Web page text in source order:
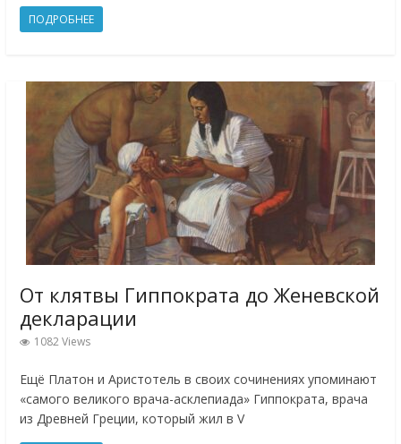
ПОДРОБНЕЕ
От клятвы Гиппократа до Женевской
декларации
1082 Views
Ещё Платон и Аристотель в своих сочинениях упоминают
«самого великого врача-асклепиада» Гиппократа, врача
из Древней Греции, который жил в V